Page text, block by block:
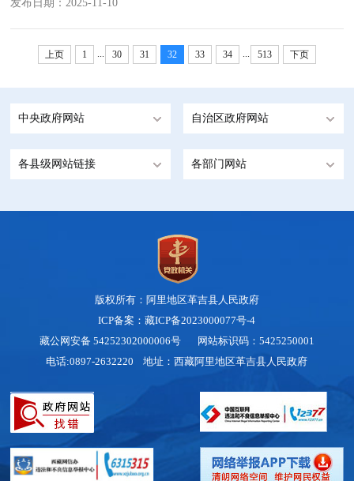
发布日期：2025-11-10
上页 1 30 31 32 33 34 513 下页
中央政府网站 自治区政府网站
各县级网站链接 各部门网站
版权所有：阿里地区革吉县人民政府
ICP备案：藏ICP备2023000077号-4
藏公网安备 54252302000006号网站标识码：5425250001
电话:0897-2632220 地址：西藏阿里地区革吉县人民政府